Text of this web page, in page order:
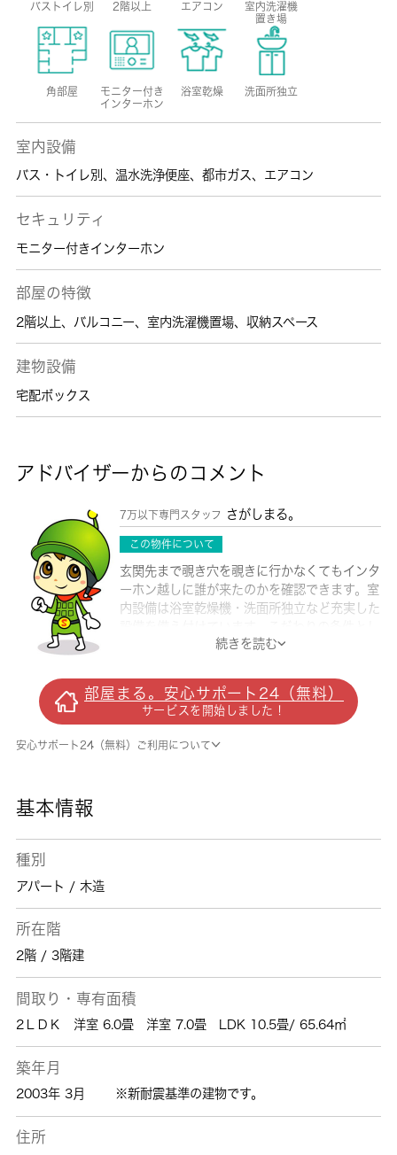
バストイレ別 2階以上 エアコン
室内洗濯機
置き場
角部屋
モニター付き
インターホン
浴室乾燥 洗面所独立
室内設備
バス・トイレ別 、 温水洗浄便座、 都市ガス、 エアコン
セキュリティ
モニター付きインターホン
部屋の特徴
2階以上、 バルコニー、 室内洗濯機置場、 収納スペース
建物設備
宅配ボックス
アドバイザーからのコメント
7万以下専門スタッフ さがしまる。
この物件について
玄関先まで覗き穴を覗きに行かなくてもインタ
ーホン越しに誰が来たのかを確認できます。室
内設備は浴室乾燥機・洗面所独立など充実した
て多い、駅徒歩7分の物件です。この物件はバ
す。駐輪場付きの物件です。広さはなんと
65.64㎡。新しい土地での新しい暮らし。小田
原市エリアや富水付近にあるお部屋をお探しな
ら、当社にお任せ下さい。素敵なお部屋をご紹
続きを読む
部屋まる。安心サポート24（無料）
サービスを開始しました！
安心サポート24（無料）ご利用について
基本情報
種別
アパート / 木造
所在階
2階 / 3階建
間取り・専有面積
2ＬＤＫ 洋室 6.0畳 洋室 7.0畳 LDK 10.5畳/ 65.64㎡
築年月
2003年 3月 ※新耐震基準の建物です。
住所